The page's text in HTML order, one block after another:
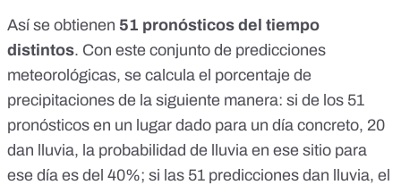
Así se obtienen 51 pronósticos del tiempo
distintos. Con este conjunto de predicciones
meteorológicas, se calcula el porcentaje de
precipitaciones de la siguiente manera: si de los 51
pronósticos en un lugar dado para un día concreto, 20
dan lluvia, la probabilidad de lluvia en ese sitio para
ese día es del 40%; si las 51 predicciones dan lluvia, el